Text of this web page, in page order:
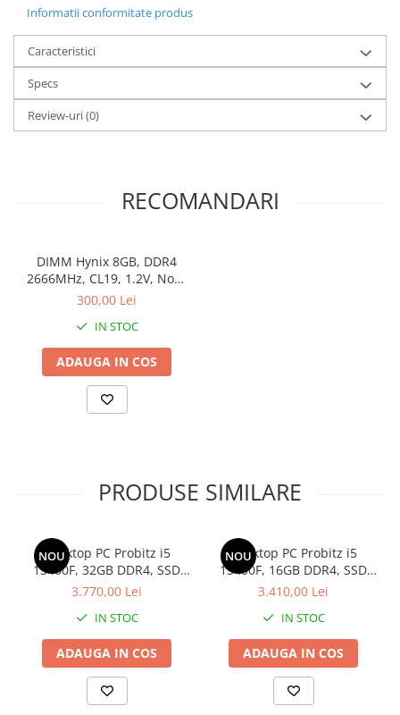
Sisteme server
Stabilizatoare de tensiune
Periferice
Periferice PC
Accesorii UPS-uri
Statii GRAFICE
Statii GRAFICE NOI
Imprimante&Consumabile
Accesorii Printing
Imprimante de format mare
Imprimante Inkjet
Imprimante laser
Multifunctionale Inkjet
Multifunctionale laser
Scannere
Informatii conformitate produs
Caracteristici
Specs
Review-uri(0)
RECOMANDARI
DIMM Hynix 8GB, DDR4
2666MHz, CL19, 1.2V, Non-
ECC, bulk
300,00 Lei
IN STOC
ADAUGA IN COS
PRODUSE SIMILARE
NOU
Desktop PC Probitz i5
13400F, 32GB DDR4, SSD
512GB, RTX 2060 6GB
3.770,00 Lei
IN STOC
ADAUGA IN COS
NOU
Desktop PC Probitz i5
13400F, 16GB DDR4, SSD
512GB, RTX 2060 6GB
3.410,00 Lei
IN STOC
ADAUGA IN COS